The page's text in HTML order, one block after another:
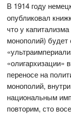
В 1914 году
опубликовал
что у
монополий) будет
«олигархизации»
переносе на
монополий,
национальным
повторим, сто